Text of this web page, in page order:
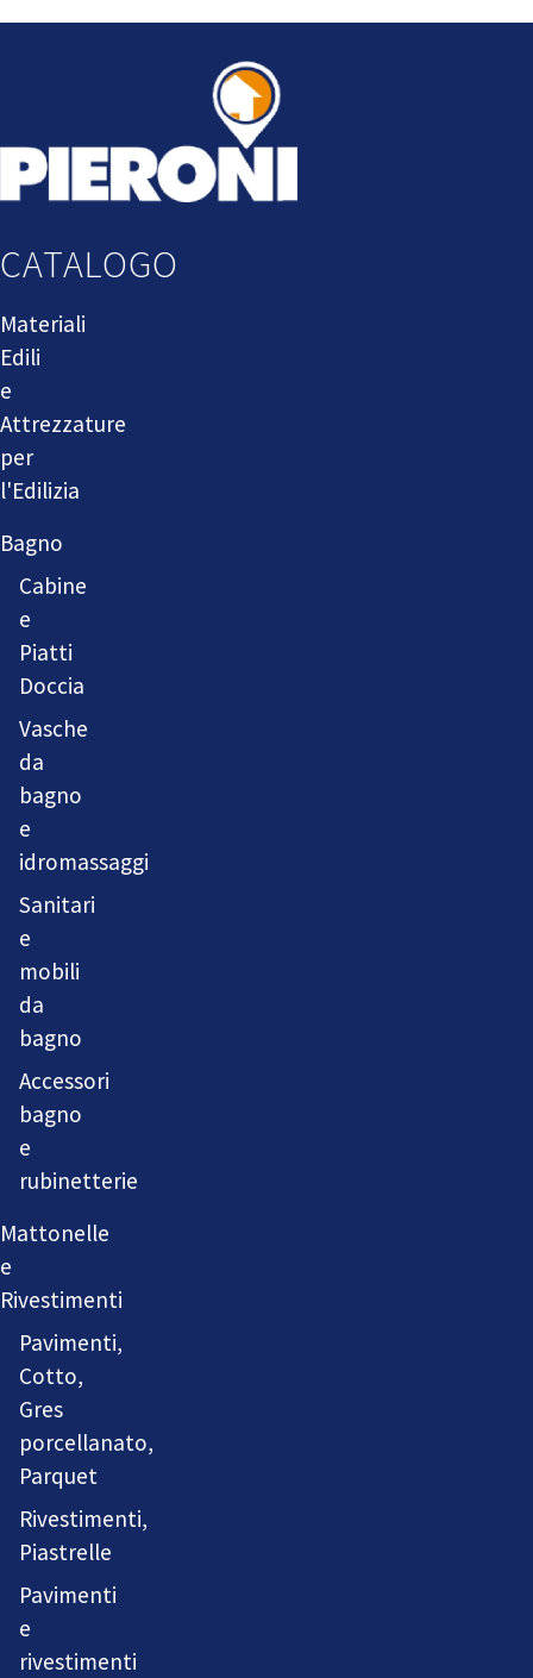
CATALOGO
Materiali
Edili
e
Attrezzature
per
l'Edilizia
Bagno
Cabine
e
Piatti
Doccia
Vasche
da
bagno
e
idromassaggi
Sanitari
e
mobili
da
bagno
Accessori
bagno
e
rubinetterie
Mattonelle
e
Rivestimenti
Pavimenti,
Cotto,
Gres
porcellanato,
Parquet
Rivestimenti,
Piastrelle
Pavimenti
e
rivestimenti